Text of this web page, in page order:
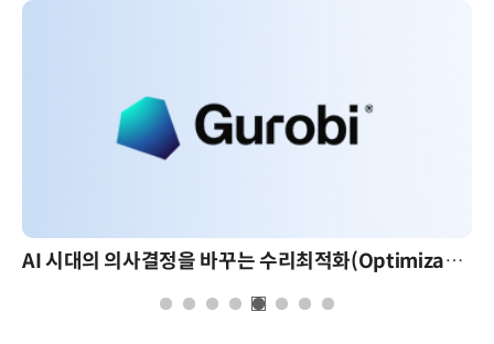
AI 시대의 의사결정을 바꾸는 수리최적화(Optimization): 실제 산업 적용 사례와 활용 전략